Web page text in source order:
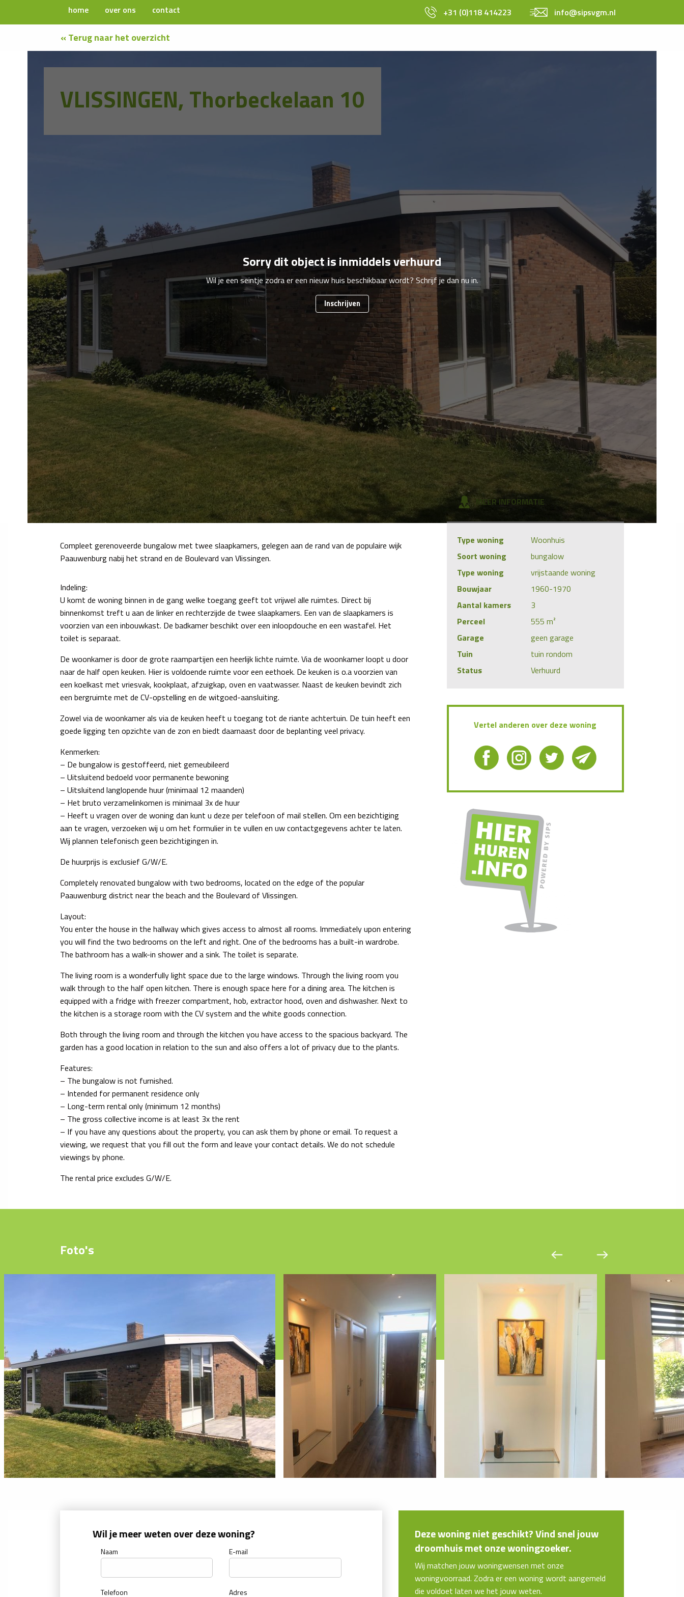
home over ons contact +31 (0)118 414223 info@sipsvgm.nl
« Terug naar het overzicht
Sorry dit object is inmiddels verhuurd
Wil je een seintje zodra er een nieuw huis beschikbaar wordt? Schrijf je dan nu in.
Inschrijven
VLISSINGEN, Thorbeckelaan 10
Compleet gerenoveerde bungalow met twee slaapkamers, gelegen aan de rand van de populaire wijk
Paauwenburg nabij het strand en de Boulevard van Vlissingen.
Indeling:
U komt de woning binnen in de gang welke toegang geeft tot vrijwel alle ruimtes. Direct bij
binnenkomst treft u aan de linker en rechterzijde de twee slaapkamers. Een van de slaapkamers is
voorzien van een inbouwkast. De badkamer beschikt over een inloopdouche en een wastafel. Het
toilet is separaat.
De woonkamer is door de grote raampartijen een heerlijk lichte ruimte. Via de woonkamer loopt u door
naar de half open keuken. Hier is voldoende ruimte voor een eethoek. De keuken is o.a voorzien van
een koelkast met vriesvak, kookplaat, afzuigkap, oven en vaatwasser. Naast de keuken bevindt zich
een bergruimte met de CV-opstelling en de witgoed-aansluiting.
Zowel via de woonkamer als via de keuken heeft u toegang tot de riante achtertuin. De tuin heeft een
goede ligging ten opzichte van de zon en biedt daarnaast door de beplanting veel privacy.
Kenmerken:
– De bungalow is gestoffeerd, niet gemeubileerd
– Uitsluitend bedoeld voor permanente bewoning
– Uitsluitend langlopende huur (minimaal 12 maanden)
– Het bruto verzamelinkomen is minimaal 3x de huur
– Heeft u vragen over de woning dan kunt u deze per telefoon of mail stellen. Om een bezichtiging
aan te vragen, verzoeken wij u om het formulier in te vullen en uw contactgegevens achter te laten.
Wij plannen telefonisch geen bezichtigingen in.
De huurprijs is exclusief G/W/E.
Completely renovated bungalow with two bedrooms, located on the edge of the popular
Paauwenburg district near the beach and the Boulevard of Vlissingen.
Layout:
You enter the house in the hallway which gives access to almost all rooms. Immediately upon entering
you will find the two bedrooms on the left and right. One of the bedrooms has a built-in wardrobe.
The bathroom has a walk-in shower and a sink. The toilet is separate.
The living room is a wonderfully light space due to the large windows. Through the living room you
walk through to the half open kitchen. There is enough space here for a dining area. The kitchen is
equipped with a fridge with freezer compartment, hob, extractor hood, oven and dishwasher. Next to
the kitchen is a storage room with the CV system and the white goods connection.
Both through the living room and through the kitchen you have access to the spacious backyard. The
garden has a good location in relation to the sun and also offers a lot of privacy due to the plants.
Features:
– The bungalow is not furnished.
– Intended for permanent residence only
– Long-term rental only (minimum 12 months)
– The gross collective income is at least 3x the rent
– If you have any questions about the property, you can ask them by phone or email. To request a
viewing, we request that you fill out the form and leave your contact details. We do not schedule
viewings by phone.
The rental price excludes G/W/E.
MEER INFORMATIE
Type woning
Woonhuis
Soort woning
bungalow
Type woning
vrijstaande woning
Bouwjaar
1960-1970
Aantal kamers
3
Perceel
555 m²
Garage
geen garage
Tuin
tuin rondom
Status
Verhuurd
Vertel anderen over deze woning
Foto's
Wil je meer weten over deze woning?
Naam E-mail
Telefoon Adres
Deze woning niet geschikt? Vind snel jouw
droomhuis met onze woningzoeker.
Wij matchen jouw woningwensen met onze
woningvoorraad. Zodra er een woning wordt aangemeld
die voldoet laten we het jouw weten.